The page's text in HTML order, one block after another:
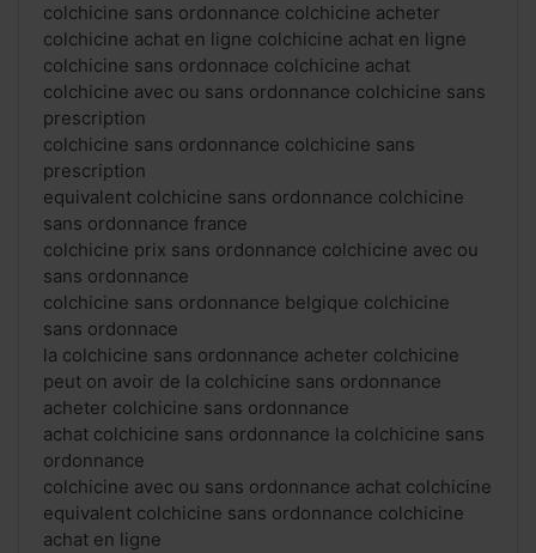
colchicine sans ordonnance colchicine acheter
colchicine achat en ligne colchicine achat en ligne
colchicine sans ordonnace colchicine achat
colchicine avec ou sans ordonnance colchicine sans
prescription
colchicine sans ordonnance colchicine sans
prescription
equivalent colchicine sans ordonnance colchicine
sans ordonnance france
colchicine prix sans ordonnance colchicine avec ou
sans ordonnance
colchicine sans ordonnance belgique colchicine
sans ordonnace
la colchicine sans ordonnance acheter colchicine
peut on avoir de la colchicine sans ordonnance
acheter colchicine sans ordonnance
achat colchicine sans ordonnance la colchicine sans
ordonnance
colchicine avec ou sans ordonnance achat colchicine
equivalent colchicine sans ordonnance colchicine
achat en ligne